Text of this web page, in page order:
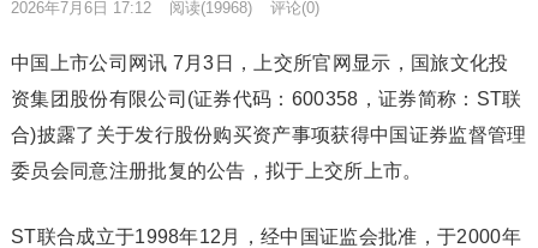
2026年7月6日 17:12 阅读(19968) 评论(0)
中国上市公司网讯 7月3日，上交所官网显示，国旅文化投
资集团股份有限公司(证券代码：600358，证券简称：ST联
合)披露了关于发行股份购买资产事项获得中国证券监督管理
委员会同意注册批复的公告，拟于上交所上市。
ST联合成立于1998年12月，经中国证监会批准，于2000年